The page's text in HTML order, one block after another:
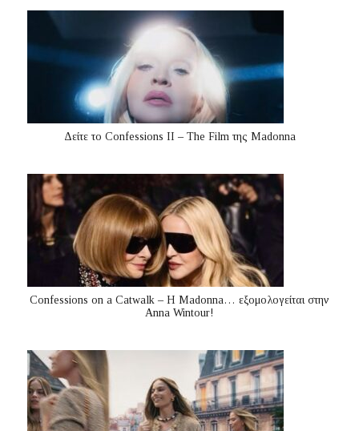
Δείτε το Confessions II – The Film της Madonna
Confessions on a Catwalk – Η Madonna… εξομολογείται στην
Anna Wintour!